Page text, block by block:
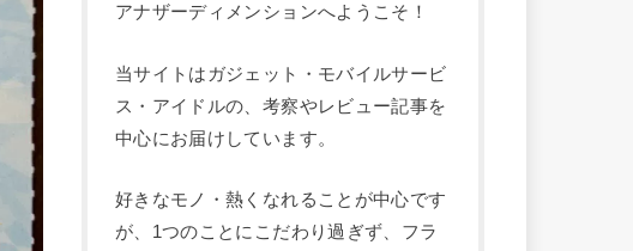
アナザーディメンションへようこそ！
当サイトはガジェット・モバイルサービ
ス・アイドルの、考察やレビュー記事を
中心にお届けしています。
好きなモノ・熱くなれることが中心です
が、1つのことにこだわり過ぎず、フラ